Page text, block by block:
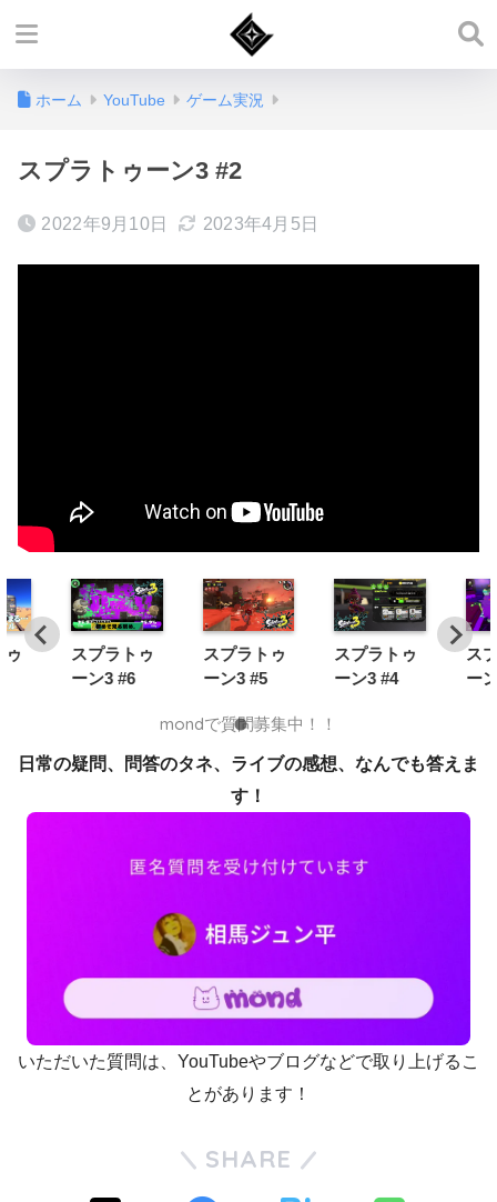
ホーム YouTube ゲーム実況
スプラトゥーン3 #2
2022年9月10日 2023年4月5日
ゥ
スプラトゥ
ーン3 #6
スプラトゥ
ーン3 #5
スプラトゥ
ーン3 #4
ス
ー
mondで質問募集中！！
日常の疑問、問答のタネ、ライブの感想、なんでも答えま
す！
いただいた質問は、YouTubeやブログなどで取り上げるこ
とがあります！
SHARE